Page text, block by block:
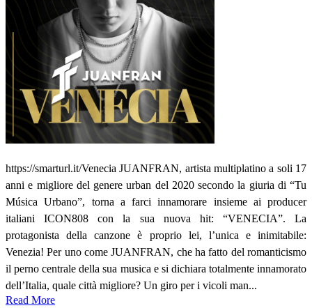
https://smarturl.it/Venecia JUANFRAN, artista multiplatino a soli 17
anni e migliore del genere urban del 2020 secondo la giuria di “Tu
Música Urbano”, torna a farci innamorare insieme ai producer
italiani ICON808 con la sua nuova hit: “VENECIA”. La
protagonista della canzone è proprio lei, l’unica e inimitabile:
Venezia! Per uno come JUANFRAN, che ha fatto del romanticismo
il perno centrale della sua musica e si dichiara totalmente innamorato
dell’Italia, quale città migliore? Un giro per i vicoli man...
Read More